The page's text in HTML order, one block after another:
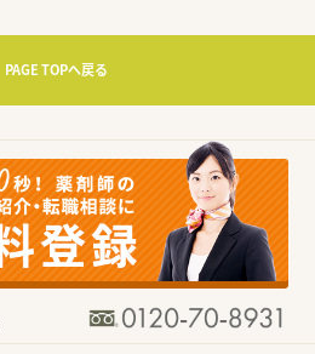
PAGE TOPへ戻る